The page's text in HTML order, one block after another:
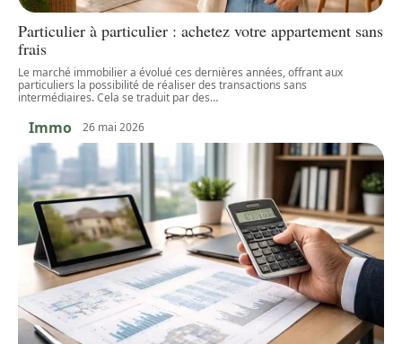
Particulier à particulier : achetez votre appartement sans
frais
Le marché immobilier a évolué ces dernières années, offrant aux
particuliers la possibilité de réaliser des transactions sans
intermédiaires. Cela se traduit par des…
Immo 26 mai 2026